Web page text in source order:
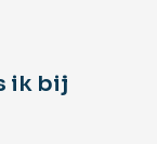
ik bij